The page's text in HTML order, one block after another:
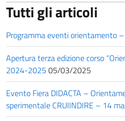
Tutti gli articoli
Programma eventi orientamento
Apertura terza edizione corso
2024-2025 05/03/2025
Evento Fiera DIDACTA –
sperimentale CRUIINDIRE – 14